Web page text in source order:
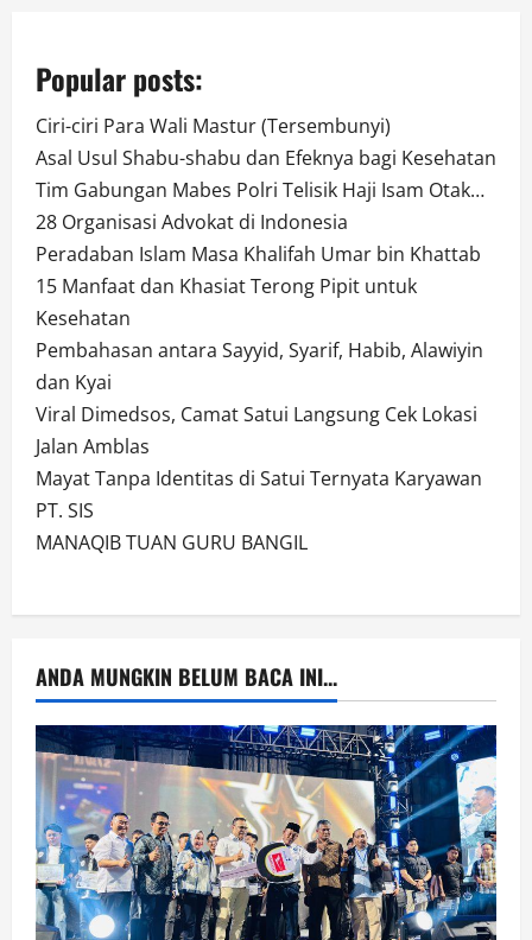
Popular posts:
Ciri-ciri Para Wali Mastur (Tersembunyi)
Asal Usul Shabu-shabu dan Efeknya bagi Kesehatan
Tim Gabungan Mabes Polri Telisik Haji Isam Otak…
28 Organisasi Advokat di Indonesia
Peradaban Islam Masa Khalifah Umar bin Khattab
15 Manfaat dan Khasiat Terong Pipit untuk
Kesehatan
Pembahasan antara Sayyid, Syarif, Habib, Alawiyin
dan Kyai
Viral Dimedsos, Camat Satui Langsung Cek Lokasi
Jalan Amblas
Mayat Tanpa Identitas di Satui Ternyata Karyawan
PT. SIS
MANAQIB TUAN GURU BANGIL
ANDA MUNGKIN BELUM BACA INI...